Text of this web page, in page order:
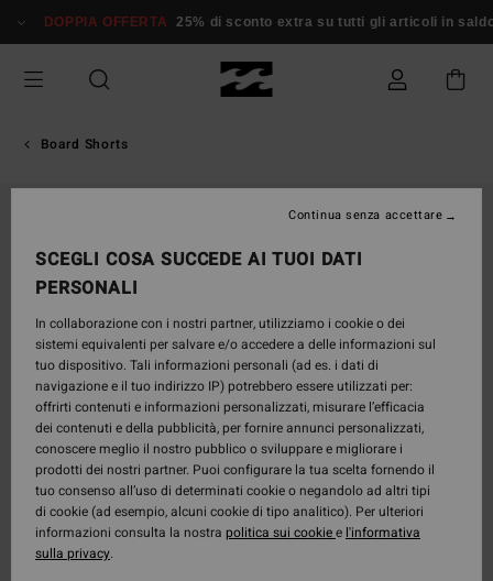
alle
prodotto
DOPPIA OFFERTA 25% di sconto extra su tutti gli articoli in
Board Shorts
SCEGLI COSA SUCCEDE AI TUOI DATI
PERSONALI
In collaborazione con i nostri partner, utilizziamo i cookie o dei
sistemi equivalenti per salvare e/o accedere a delle informazioni sul
tuo dispositivo. Tali informazioni personali (ad es. i dati di
navigazione e il tuo indirizzo IP) potrebbero essere utilizzati per:
offrirti contenuti e informazioni personalizzati, misurare l’efficacia
dei contenuti e della pubblicità, per fornire annunci personalizzati,
conoscere meglio il nostro pubblico o sviluppare e migliorare i
prodotti dei nostri partner. Puoi configurare la tua scelta fornendo il
tuo consenso all’uso di determinati cookie o negandolo ad altri tipi
di cookie (ad esempio, alcuni cookie di tipo analitico). Per ulteriori
informazioni consulta la nostra politica sui cookiee l'informativa
sulla privacy.
Continua senza accettare